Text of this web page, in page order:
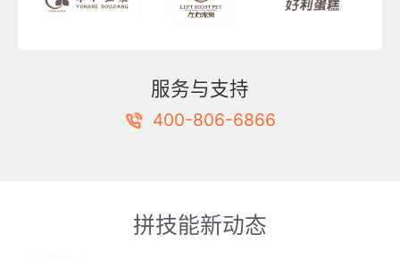
服务与支持
400-806-6866
拼技能新动态